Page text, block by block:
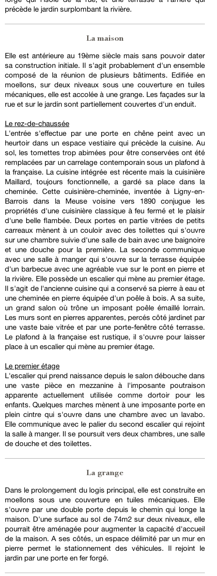
précède le jardin surplombant la rivière.
La maison
Elle est antérieure au 19ème siècle mais sans pouvoir dater
sa construction initiale. Il s'agit probablement d'un ensemble
composé de la réunion de plusieurs bâtiments. Edifiée en
moellons, sur deux niveaux sous une couverture en tuiles
mécaniques, elle est accolée à une grange. Les façades sur la
rue et sur le jardin sont partiellement couvertes d'un enduit.
Le rez-de-chaussée
L'entrée s'effectue par une porte en chêne peint avec un
heurtoir dans un espace vestiaire qui précède la cuisine. Au
sol, les tomettes trop abimées pour être conservées ont été
remplacées par un carrelage contemporain sous un plafond à
la française. La cuisine intégrée est récente mais la cuisinière
Maillard, toujours fonctionnelle, a gardé sa place dans la
cheminée. Cette cuisinière-cheminée, inventée à Ligny-en-
Barrois dans la Meuse voisine vers 1890 conjugue les
propriétés d'une cuisinière classique à feu fermé et le plaisir
d'une belle flambée. Deux portes en partie vitrées de petits
carreaux mènent à un couloir avec des toilettes qui s'ouvre
sur une chambre suivie d'une salle de bain avec une baignoire
et une douche pour la première. La seconde communique
avec une salle à manger qui s'ouvre sur la terrasse équipée
d'un barbecue avec une agréable vue sur le pont en pierre et
la rivière. Elle possède un escalier qui mène au premier étage.
Il s'agit de l'ancienne cuisine qui a conservé sa pierre à eau et
une cheminée en pierre équipée d'un poêle à bois. A sa suite,
un grand salon où trône un imposant poêle émaillé lorrain.
Les murs sont en pierres apparentes, percés côté jardinet par
une vaste baie vitrée et par une porte-fenêtre côté terrasse.
Le plafond à la française est rustique, il s'ouvre pour laisser
place à un escalier qui mène au premier étage.
Le premier étage
L'escalier qui prend naissance depuis le salon débouche dans
une vaste pièce en mezzanine à l'imposante poutraison
apparente actuellement utilisée comme dortoir pour les
enfants. Quelques marches mènent à une imposante porte en
plein cintre qui s'ouvre dans une chambre avec un lavabo.
Elle communique avec le palier du second escalier qui rejoint
la salle à manger. Il se poursuit vers deux chambres, une salle
de douche et des toilettes.
La grange
Dans le prolongement du logis principal, elle est construite en
moellons sous une couverture en tuiles mécaniques. Elle
s'ouvre par une double porte depuis le chemin qui longe la
maison. D'une surface au sol de 74m2 sur deux niveaux, elle
pourrait être aménagée pour augmenter la capacité d'accueil
de la maison. A ses côtés, un espace délimité par un mur en
pierre permet le stationnement des véhicules. Il rejoint le
jardin par une porte en fer forgé.